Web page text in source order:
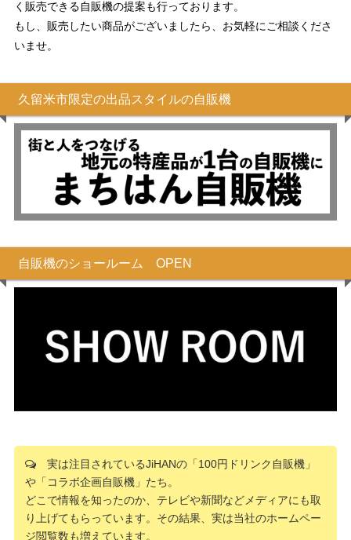
く販売できる自販機の提案も行っております。
もし、販売したい商品がございましたら、お気軽にご相談くださ
いませ。
久留米市限定の出品スタイルの自販機
自販機のショールーム OPEN
実は注目されているJiHANの「100円ドリンク自販機」
や「コラボ企画自販機」たち。
どこで情報を知ったのか、テレビや新聞などメディアにも取
り上げてもらっています。その結果、実は当社のホームペー
ジ閲覧数も増えています。